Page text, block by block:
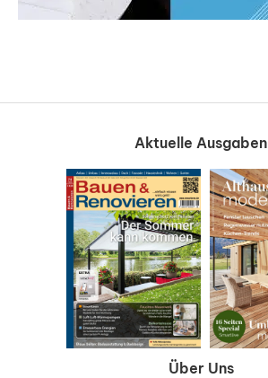
Aktuelle Ausgaben
Über Uns